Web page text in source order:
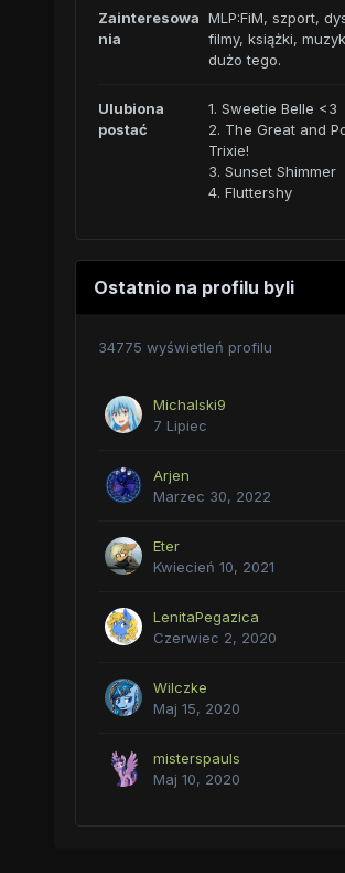
Zainteresowa
nia
MLP:FiM, szport,
filmy, książki,
dużo tego.
Ulubiona
postać
1. Sweetie Belle <3
2. The Great and
Trixie!
3. Sunset Shimmer
4. Fluttershy
Ostatnio na profilu byli
34775 wyświetleń profilu
Michalski9
7 Lipiec
Arjen
Marzec 30, 2022
Eter
Kwiecień 10, 2021
LenitaPegazica
Czerwiec 2, 2020
Wilczke
Maj 15, 2020
misterspauls
Maj 10, 2020